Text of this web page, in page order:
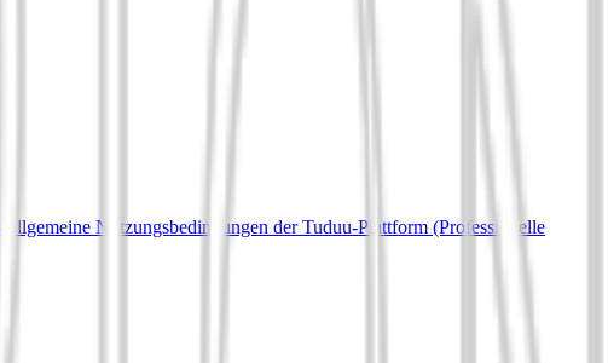
Allgemeine Nutzungsbedingungen der Tuduu-Plattform (Professionelle